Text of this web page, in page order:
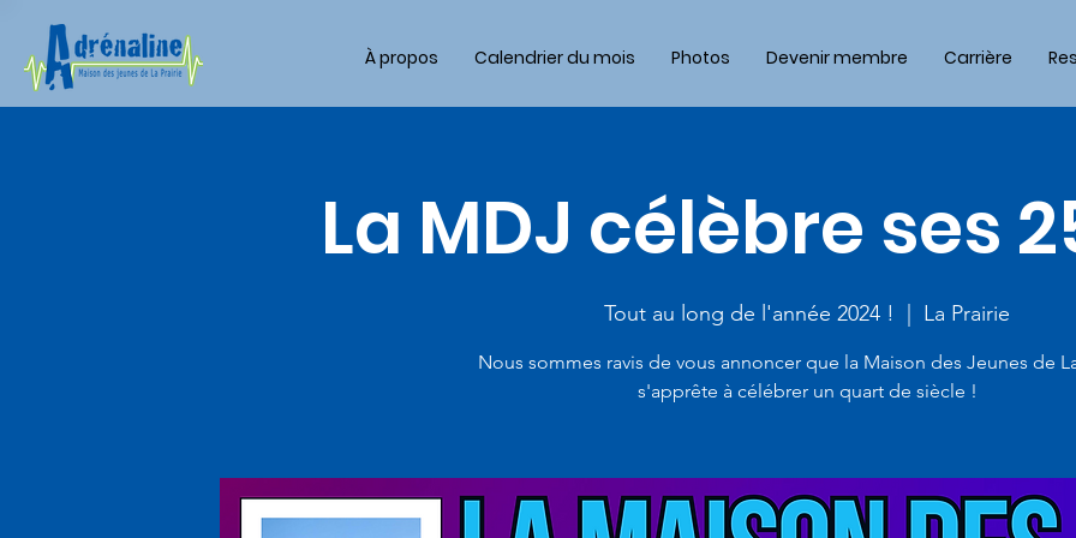
À propos Calendrier du mois Photos Devenir membre Carrière
La MDJ célèbre ses
Tout au long de l'année 2024 ! La Prairie
Nous sommes ravis de vous annoncer que la Maison des Jeunes de
s'apprête à célébrer un quart de siècle !